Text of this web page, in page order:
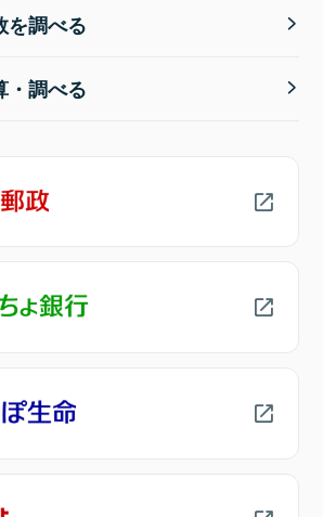
を調べる
・調べる